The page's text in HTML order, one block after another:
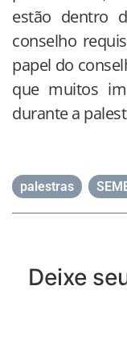
estão dentro
conselho
papel do
que muitos
durante a
palestras
Deixe